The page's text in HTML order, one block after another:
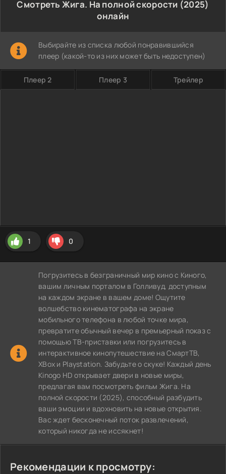
Смотреть Жига. На полной скорости (2025)
онлайн
Выбирайте из списка любой понравившийся
плеер (какой-то из них может быть недоступен)
Плеер 2 Плеер 3 Трейлер
1 0
Погрузитесь в безграничный мир кино с Киного,
вашим личным порталом в Голливуд, доступным
на каждом экране в вашем доме! Ощутите
волшебство кинематографа на экране
мобильного телефона в любой точке мира,
превратите обычный вечер в премьерный показ с
помощью ТВ-приставки или погрузитесь в
интерактивное кинопутешествие на СмартТВ,
XBox и Playstation. Забудьте о скуке! Каждый день
Kinogo HD открывает двери в новые миры,
предлагая вам посмотреть фильм Жига. На
полной скорости (2025), способный разбудить
ваши эмоции и вдохновить на новые открытия.
Вас ждет бесконечный поток развлечений,
который никогда не иссякнет!
Рекомендации к просмотру: